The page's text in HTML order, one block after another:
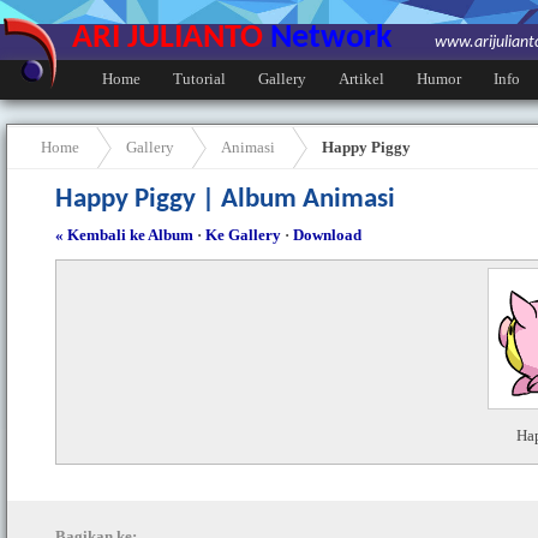
ARI JULIANTO Network
Home
Tutorial Gallery Artikel Humor Info
Home Gallery Animasi Happy Piggy
Happy Piggy | Album Animasi
« Kembali ke Album · Ke Gallery · Download